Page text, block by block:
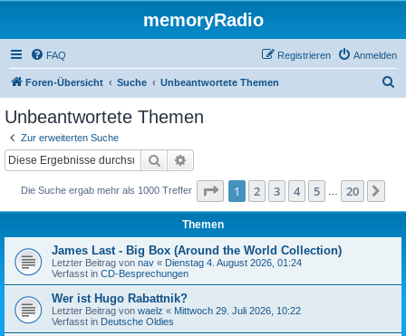
memoryRadio
FAQ Anmelden
Registrieren
Foren-Übersicht Suche Unbeantwortete Themen
Unbeantwortete Themen
Zur erweiterten Suche
Suche
Die Suche ergab mehr als 1000 Treffer Seite 1von 20
1 2 3 4 5 20
Themen
James Last - Big Box (Around the World Collection)
Letzter Beitrag von nav « Dienstag 4. August 2026, 01:24
Verfasst in CD-Besprechungen
Wer ist Hugo Rabattnik?
Letzter Beitrag von waelz « Mittwoch 29. Juli 2026, 10:22
Verfasst in Deutsche Oldies